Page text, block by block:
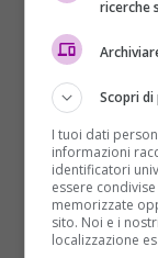
Le sue
prima
avuto origine
sfuggita di
al fratellino
sarebbe
per
insieme al
ricerche
Scopri di
I tuoi dati
informazioni
identificatori
essere
memorizzate
sito. Noi e i
localizzazione